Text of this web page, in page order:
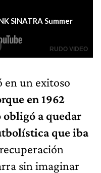
en un exitoso
en 1962
a quedar
que iba
sin imaginar